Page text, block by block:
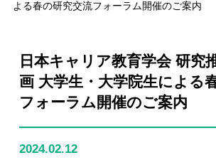
よる春の研究交流フォーラム開催のご案内
日本キャリア教育学会 研究
画 大学生・大学院生による
フォーラム開催のご案内
2024.02.12